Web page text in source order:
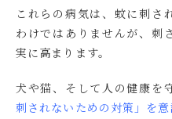
これらの病気は、蚊に刺さ
わけではありませんが、刺
実に高まります。
犬や猫、そして人の健康を
刺されないための対策」を